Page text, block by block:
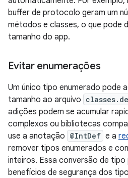
buffer de protocolo geram um
métodos e classes, o que pode
tamanho do app.
Evitar enumerações
Um único tipo enumerado pode
tamanho ao arquivo
adições podem se acumular
complexos ou bibliotecas
use a anotação @IntDef e a
remover tipos enumerados e
inteiros. Essa conversão de
benefícios de segurança dos